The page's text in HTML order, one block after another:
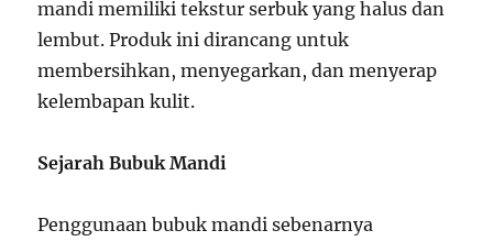
mandi memiliki tekstur serbuk yang halus dan
lembut. Produk ini dirancang untuk
membersihkan, menyegarkan, dan menyerap
kelembapan kulit.
Sejarah Bubuk Mandi
Penggunaan bubuk mandi sebenarnya